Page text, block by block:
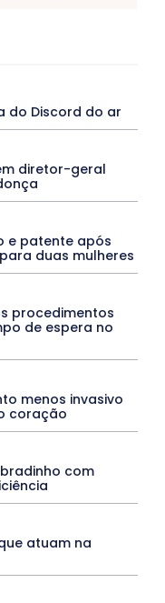
Crônicas
CULTURA
Dengue
Denuncia
DF
DESTAQUE SAÚDE
FEDERAL
EDUCAÇÃO
ESPORTE
ESTÁGIO
FILMES
INTERNACIONAL
LITERATURA
Oropouche
Piauí
POLÍTICA
RESIDÊNCIA
SARAMPO
SAÚDE
Soltando o Verbo
TECNOLOGIA
TIC TAC
Mais
do Discord do ar
diretor-geral
e patente após
duas mulheres
procedimentos
de espera no
menos invasivo
coração
com
atuam na